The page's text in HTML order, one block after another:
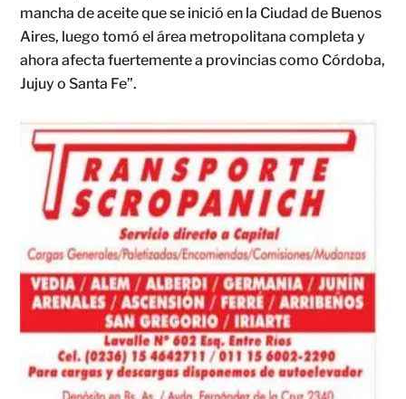
mancha de aceite que se inició en la Ciudad de Buenos
Aires, luego tomó el área metropolitana completa y
ahora afecta fuertemente a provincias como Córdoba,
Jujuy o Santa Fe”.